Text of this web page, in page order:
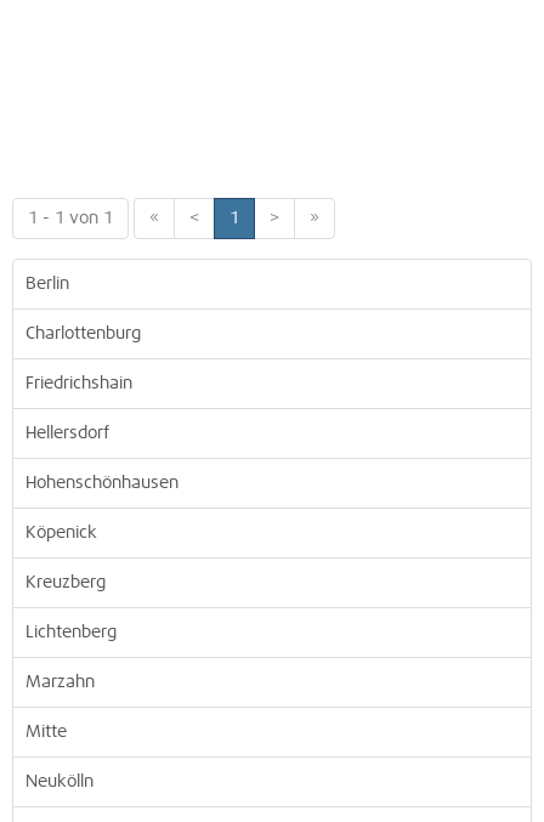
1 - 1 von 1 « < 1 > »
Berlin
Charlottenburg
Friedrichshain
Hellersdorf
Hohenschönhausen
Köpenick
Kreuzberg
Lichtenberg
Marzahn
Mitte
Neukölln